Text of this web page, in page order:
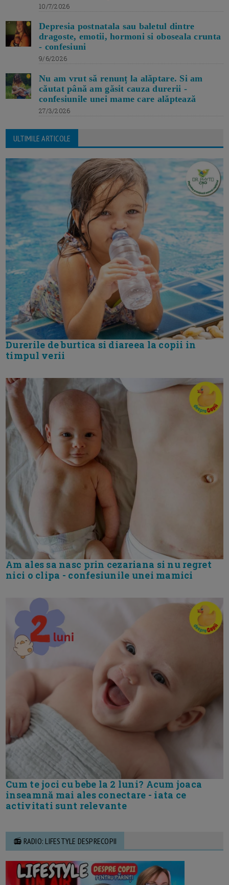
10/7/2026
Depresia postnatala sau baletul dintre
dragoste, emotii, hormoni si oboseala crunta
- confesiuni
9/6/2026
Nu am vrut să renunț la alăptare. Si am
căutat până am găsit cauza durerii -
confesiunile unei mame care alăptează
27/3/2026
ULTIMILE ARTICOLE
Durerile de burtica si diareea la copii in
timpul verii
Am ales sa nasc prin cezariana si nu regret
nici o clipa - confesiunile unei mamici
Cum te joci cu bebe la 2 luni? Acum joaca
inseamnă mai ales conectare - iata ce
activitati sunt relevante
📻 RADIO: LIFESTYLE DESPRECOPII